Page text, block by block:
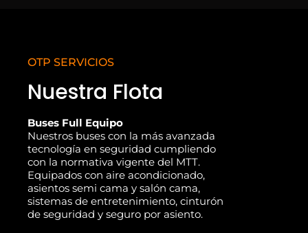
OTP SERVICIOS
Nuestra Flota
Buses Full Equipo
Nuestros buses con la más avanzada
tecnología en seguridad cumpliendo
con la normativa vigente del MTT.
Equipados con aire acondicionado,
asientos semi cama y salón cama,
sistemas de entretenimiento, cinturón
de seguridad y seguro por asiento.